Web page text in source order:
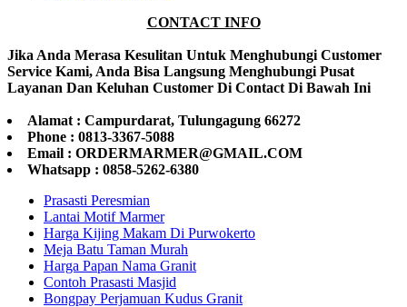
CONTACT INFO
Jika Anda Merasa Kesulitan Untuk Menghubungi Customer
Service Kami, Anda Bisa Langsung Menghubungi Pusat
Layanan Dan Keluhan Customer Di Contact Di Bawah Ini
Alamat : Campurdarat, Tulungagung 66272
Phone : 0813-3367-5088
Email : ORDERMARMER@GMAIL.COM
Whatsapp : 0858-5262-6380
Prasasti Peresmian
Lantai Motif Marmer
Harga Kijing Makam Di Purwokerto
Meja Batu Taman Murah
Harga Papan Nama Granit
Contoh Prasasti Masjid
Bongpay Perjamuan Kudus Granit